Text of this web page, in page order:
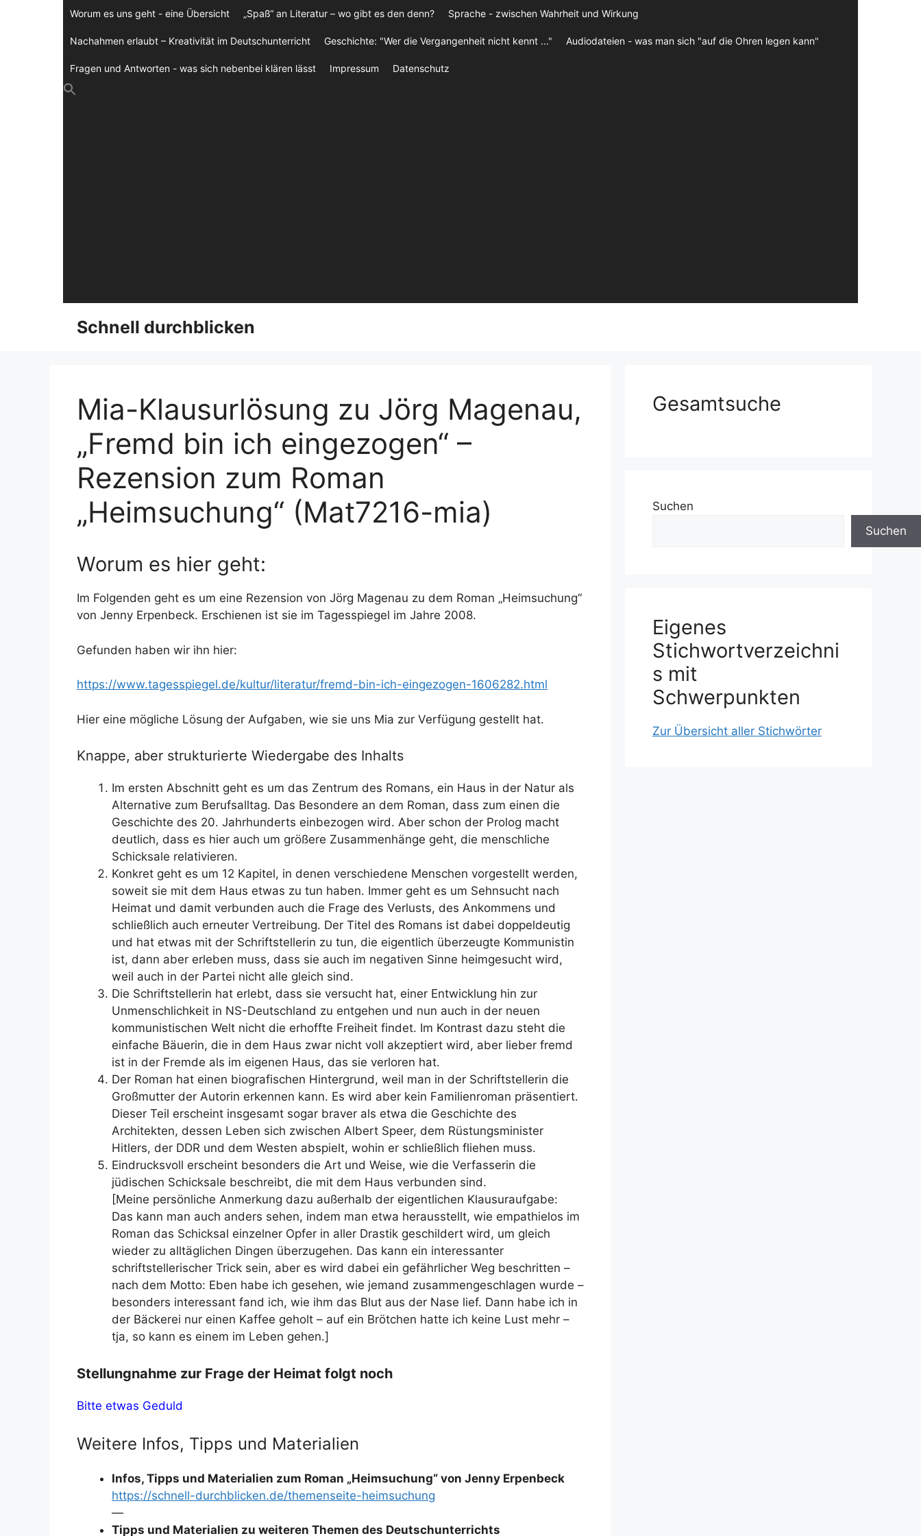
Worum es uns geht - eine Übersicht „Spaß“ an Literatur – wo gibt es den denn? Sprache - zwischen Wahrheit und Wirkung
Nachahmen erlaubt – Kreativität im Deutschunterricht Geschichte: "Wer die Vergangenheit nicht kennt ..." Audiodateien - was man sich "auf die Ohren legen kann"
Fragen und Antworten - was sich nebenbei klären lässt Impressum Datenschutz
Schnell durchblicken
Mia-Klausurlösung zu Jörg Magenau,
„Fremd bin ich eingezogen“ –
Rezension zum Roman
„Heimsuchung“ (Mat7216-mia)
Worum es hier geht:
Im Folgenden geht es um eine Rezension von Jörg Magenau zu dem Roman „Heimsuchung“
von Jenny Erpenbeck. Erschienen ist sie im Tagesspiegel im Jahre 2008.
Gefunden haben wir ihn hier:
https://www.tagesspiegel.de/kultur/literatur/fremd-bin-ich-eingezogen-1606282.html
Hier eine mögliche Lösung der Aufgaben, wie sie uns Mia zur Verfügung gestellt hat.
Knappe, aber strukturierte Wiedergabe des Inhalts
Im ersten Abschnitt geht es um das Zentrum des Romans, ein Haus in der Natur als
Alternative zum Berufsalltag. Das Besondere an dem Roman, dass zum einen die
Geschichte des 20. Jahrhunderts einbezogen wird. Aber schon der Prolog macht
deutlich, dass es hier auch um größere Zusammenhänge geht, die menschliche
Schicksale relativieren.
Konkret geht es um 12 Kapitel, in denen verschiedene Menschen vorgestellt werden,
soweit sie mit dem Haus etwas zu tun haben. Immer geht es um Sehnsucht nach
Heimat und damit verbunden auch die Frage des Verlusts, des Ankommens und
schließlich auch erneuter Vertreibung. Der Titel des Romans ist dabei doppeldeutig
und hat etwas mit der Schriftstellerin zu tun, die eigentlich überzeugte Kommunistin
ist, dann aber erleben muss, dass sie auch im negativen Sinne heimgesucht wird,
weil auch in der Partei nicht alle gleich sind.
Die Schriftstellerin hat erlebt, dass sie versucht hat, einer Entwicklung hin zur
Unmenschlichkeit in NS-Deutschland zu entgehen und nun auch in der neuen
kommunistischen Welt nicht die erhoffte Freiheit findet. Im Kontrast dazu steht die
einfache Bäuerin, die in dem Haus zwar nicht voll akzeptiert wird, aber lieber fremd
ist in der Fremde als im eigenen Haus, das sie verloren hat.
Der Roman hat einen biografischen Hintergrund, weil man in der Schriftstellerin die
Großmutter der Autorin erkennen kann. Es wird aber kein Familienroman präsentiert.
Dieser Teil erscheint insgesamt sogar braver als etwa die Geschichte des
Architekten, dessen Leben sich zwischen Albert Speer, dem Rüstungsminister
Hitlers, der DDR und dem Westen abspielt, wohin er schließlich fliehen muss.
Eindrucksvoll erscheint besonders die Art und Weise, wie die Verfasserin die
jüdischen Schicksale beschreibt, die mit dem Haus verbunden sind.
[Meine persönliche Anmerkung dazu außerhalb der eigentlichen Klausuraufgabe:
Das kann man auch anders sehen, indem man etwa herausstellt, wie empathielos im
Roman das Schicksal einzelner Opfer in aller Drastik geschildert wird, um gleich
wieder zu alltäglichen Dingen überzugehen. Das kann ein interessanter
schriftstellerischer Trick sein, aber es wird dabei ein gefährlicher Weg beschritten –
nach dem Motto: Eben habe ich gesehen, wie jemand zusammengeschlagen wurde –
besonders interessant fand ich, wie ihm das Blut aus der Nase lief. Dann habe ich in
der Bäckerei nur einen Kaffee geholt – auf ein Brötchen hatte ich keine Lust mehr –
tja, so kann es einem im Leben gehen.]
Stellungnahme zur Frage der Heimat folgt noch
Bitte etwas Geduld
Weitere Infos, Tipps und Materialien
Infos, Tipps und Materialien zum Roman „Heimsuchung“ von Jenny Erpenbeck
https://schnell-durchblicken.de/themenseite-heimsuchung
—
Tipps und Materialien zu weiteren Themen des Deutschunterrichts
Gesamtsuche
Suchen
Suchen
Eigenes
Stichwortverzeichni
s mit
Schwerpunkten
Zur Übersicht aller Stichwörter